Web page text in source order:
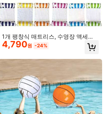
드 보우 브레스트 페탈, 자가
파스티, 방수 땀 방지 수영
로트
하트 모양 6개
1개 팽창식 매트리스, 수영장 액세서
리, 해먹 라운지 의자, 수영장 플로트,
수상 스포츠 장난감, 플로트 매트, 수
4,790원 -24%